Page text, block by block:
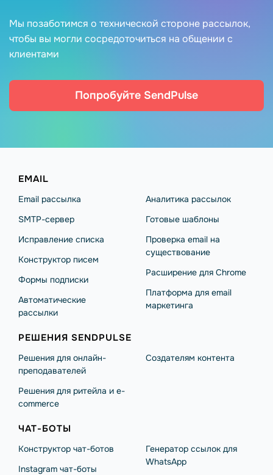
Мы позаботимся о технической стороне рассылок,
чтобы вы могли сосредоточиться на общении с
клиентами
Попробуйте SendPulse
EMAIL
Email рассылка
SMTP-сервер
Исправление списка
Конструктор писем
Формы подписки
Автоматические
рассылки
Аналитика рассылок
Готовые шаблоны
Проверка email на
существование
Расширение для Chrome
Платформа для email
маркетинга
РЕШЕНИЯ SENDPULSE
Решения для онлайн-
преподавателей
Решения для ритейла и e-
commerce
Создателям контента
ЧАТ-БОТЫ
Конструктор чат-ботов
Instagram чат-боты
Генератор ссылок для
WhatsApp